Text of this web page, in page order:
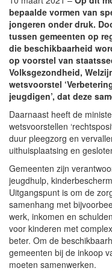
bepaalde vormen van
jongeren onder druk.
tussen gemeenten op
die beschikbaarheid
op voorstel van
Volksgezondheid,
wetsvoorstel
jeugdigen’, dat deze
Daarnaast heeft de
wetsvoorstellen
duur pleegzorg en
uithuisplaatsing en
Gemeenten zijn
jeugdhulp,
Uitgangspunt is om de
samenhang met
werk, inkomen en
voor kinderen met
beter. Om de
gemeenten bij de inkoop
moeten samenwerken.